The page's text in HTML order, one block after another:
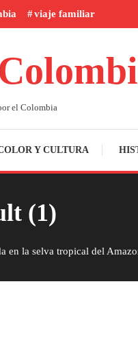
viaje familiar
el Colombia
Y CULTURA
(1)
en la selva tropical del